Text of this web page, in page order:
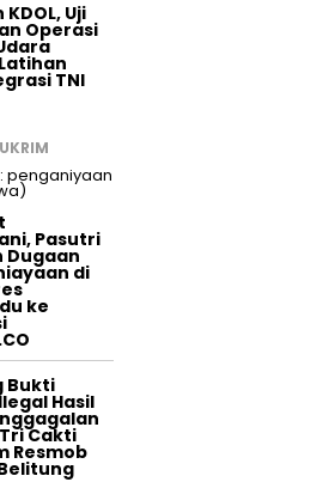
Uji
Operasi
TNI
Pasutri
Dugaan
di
ke
Bukti
Hasil
Cakti
Resmob